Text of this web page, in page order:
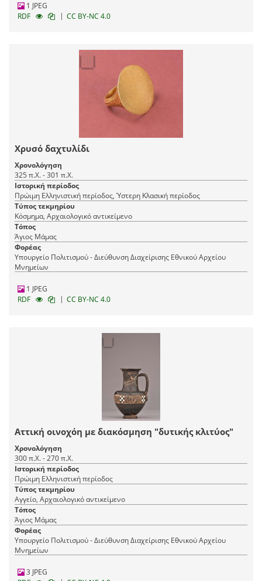
1 JPEG
RDF
| CC BY-NC 4.0
Χρυσό δαχτυλίδι
Χρονολόγηση
325 π.Χ. - 301 π.Χ.
Ιστορική περίοδος
Πρώιμη Ελληνιστική περίοδος, Ύστερη Κλασική περίοδος
Τύπος τεκμηρίου
Κόσμημα, Αρχαιολογικό αντικείμενο
Τόπος
Άγιος Μάμας
Φορέας
Υπουργείο Πολιτισμού - Διεύθυνση Διαχείρισης Εθνικού Αρχείου
Μνημείων
1 JPEG
RDF
| CC BY-NC 4.0
Αττική οινοχόη με διακόσμηση "δυτικής κλιτύος"
Χρονολόγηση
300 π.Χ. - 270 π.Χ.
Ιστορική περίοδος
Πρώιμη Ελληνιστική περίοδος
Τύπος τεκμηρίου
Αγγείο, Αρχαιολογικό αντικείμενο
Τόπος
Άγιος Μάμας
Φορέας
Υπουργείο Πολιτισμού - Διεύθυνση Διαχείρισης Εθνικού Αρχείου
Μνημείων
3 JPEG